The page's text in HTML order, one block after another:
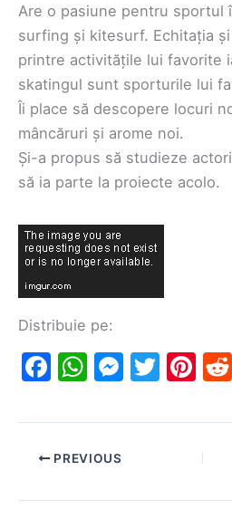
Are o pasiune pentru sportul
surfing și kitesurf. Echitația
printre activitățile lui favorite
skatingul sunt sporturile lui
Îi place să descopere locuri
mâncăruri și arome noi.
Și-a propus să studieze
să ia parte la proiecte acolo.
Distribuie pe:
F
c
e
o
W
at
s
p
M
s
n
T
itt
Pi
er
e
PREVIOUS